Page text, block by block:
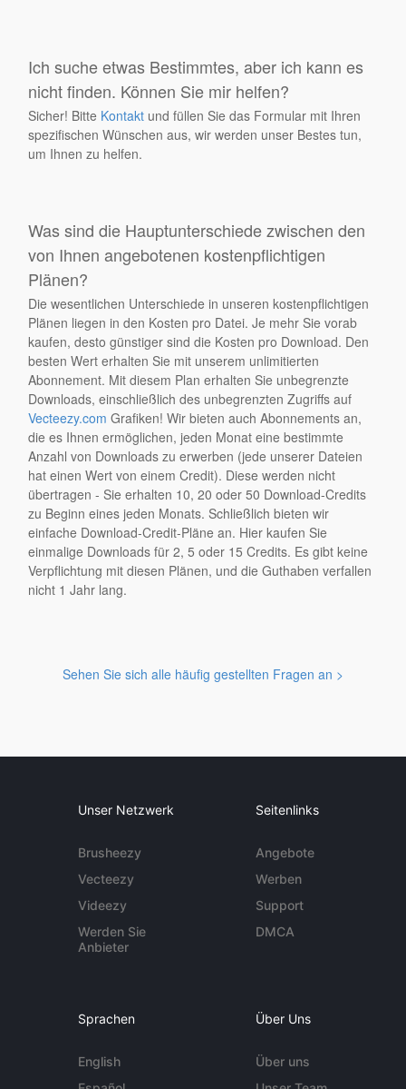
Ich suche etwas Bestimmtes, aber ich kann es
nicht finden. Können Sie mir helfen?
Sicher! Bitte Kontakt und füllen Sie das Formular mit Ihren
spezifischen Wünschen aus, wir werden unser Bestes tun,
um Ihnen zu helfen.
Was sind die Hauptunterschiede zwischen den
von Ihnen angebotenen kostenpflichtigen
Plänen?
Die wesentlichen Unterschiede in unseren kostenpflichtigen
Plänen liegen in den Kosten pro Datei. Je mehr Sie vorab
kaufen, desto günstiger sind die Kosten pro Download. Den
besten Wert erhalten Sie mit unserem unlimitierten
Abonnement. Mit diesem Plan erhalten Sie unbegrenzte
Downloads, einschließlich des unbegrenzten Zugriffs auf
Vecteezy.com Grafiken! Wir bieten auch Abonnements an,
die es Ihnen ermöglichen, jeden Monat eine bestimmte
Anzahl von Downloads zu erwerben (jede unserer Dateien
hat einen Wert von einem Credit). Diese werden nicht
übertragen - Sie erhalten 10, 20 oder 50 Download-Credits
zu Beginn eines jeden Monats. Schließlich bieten wir
einfache Download-Credit-Pläne an. Hier kaufen Sie
einmalige Downloads für 2, 5 oder 15 Credits. Es gibt keine
Verpflichtung mit diesen Plänen, und die Guthaben verfallen
nicht 1 Jahr lang.
Sehen Sie sich alle häufig gestellten Fragen an >
Unser Netzwerk
Brusheezy
Vecteezy
Videezy
Werden Sie
Anbieter
Seitenlinks
Angebote
Werben
Support
DMCA
Sprachen
English
Über Uns
Über uns